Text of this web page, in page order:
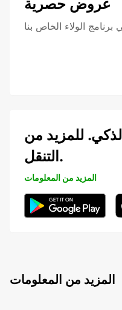
عروض حصرية
الولاء الخاص بنا
للمزيد من
التنقل.
المزيد من المعلومات
المزيد من المعلومات